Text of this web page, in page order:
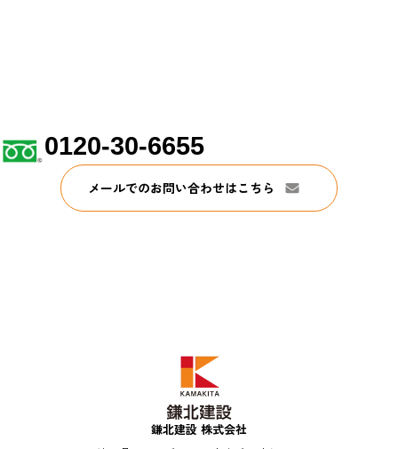
0120-30-6655
メールでのお問い合わせはこちら
鎌北建設 株式会社